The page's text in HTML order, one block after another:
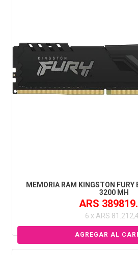
MEMORIA RAM KINGSTON FURY
3200 MH
ARS
6 x ARS